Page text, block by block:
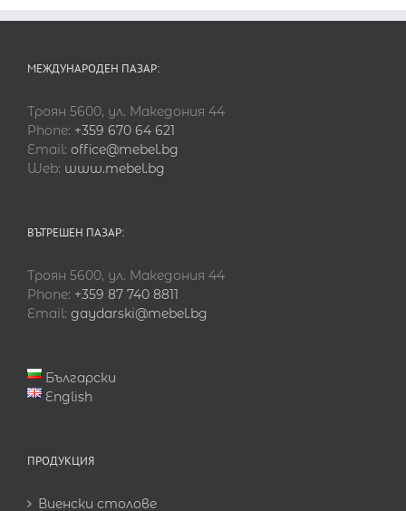
МЕЖДУНАРОДЕН ПАЗАР:
Троян 5600, ул. Македония 44
Phone: +359 670 64 621
Email: office@mebel.bg
Web: www.mebel.bg
ВЪТРЕШЕН ПАЗАР:
Троян 5600, ул. Македония 44
Phone: +359 87 740 8811
Email: gaydarski@mebel.bg
Български
English
ПРОДУКЦИЯ
Виенски столове